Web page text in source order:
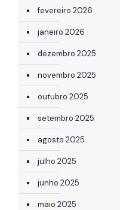
fevereiro 2026
janeiro 2026
dezembro 2025
novembro 2025
outubro 2025
setembro 2025
agosto 2025
julho 2025
junho 2025
maio 2025